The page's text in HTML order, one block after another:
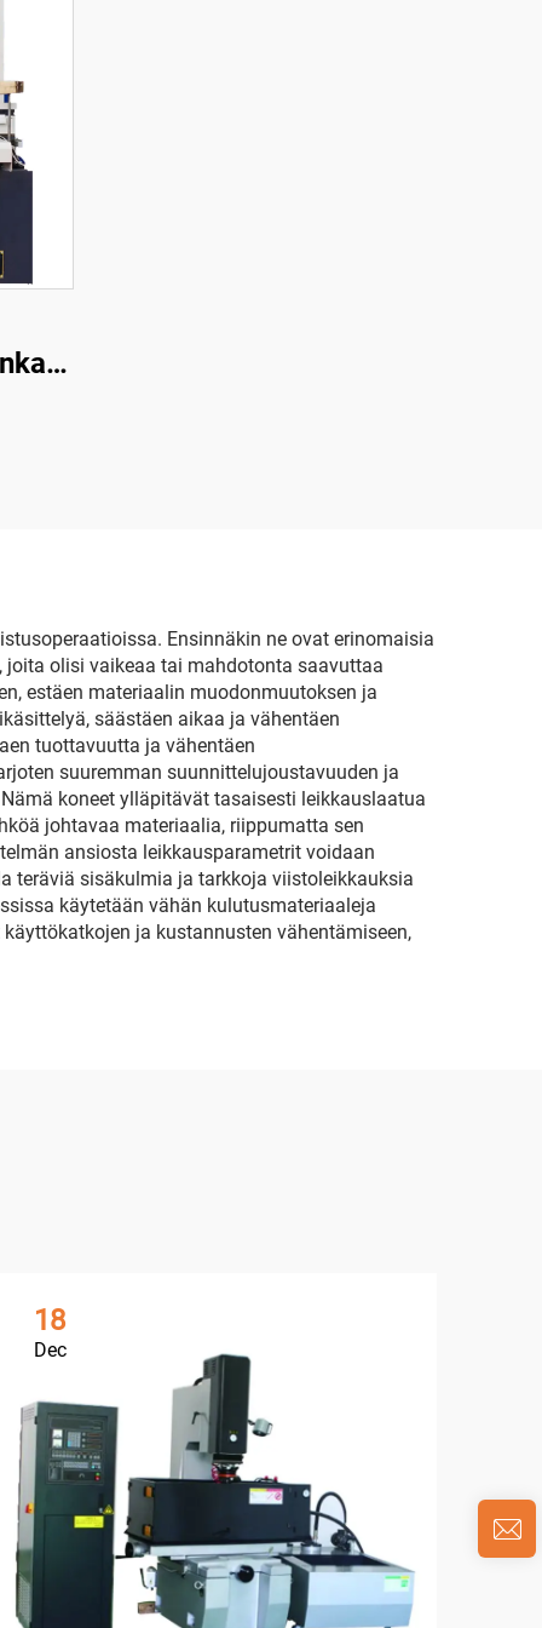
Ensinnäkin ne ovat erinomaisia
olisi vaikeaa tai mahdotonta saavuttaa
estäen materiaalin muodonmuutoksen ja
säästäen aikaa ja vähentäen
tuottavuutta ja vähentäen
suuremman suunnittelujoustavuuden ja
koneet ylläpitävät tasaisesti leikkauslaatua
johtavaa materiaalia, riippumatta sen
ansiosta leikkausparametrit voidaan
teräviä sisäkulmia ja tarkkoja viistoleikkauksia
käytetään vähän kulutusmateriaaleja
ja kustannusten vähentämiseen,
18
Dec